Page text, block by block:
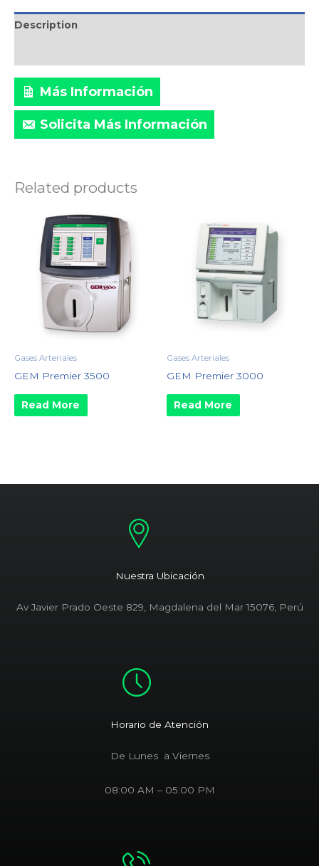
Description
Más Información
Solicita Más Información
Related products
Gases Arteriales
GEM Premier 3500
Read More
Gases Arteriales
GEM Premier 3000
Read More
Nuestra Ubicación
Av Javier Prado Oeste 829, Magdalena del Mar 15076, Perú
Horario de Atención
De Lunes a Viernes
08:00 AM – 05:00 PM